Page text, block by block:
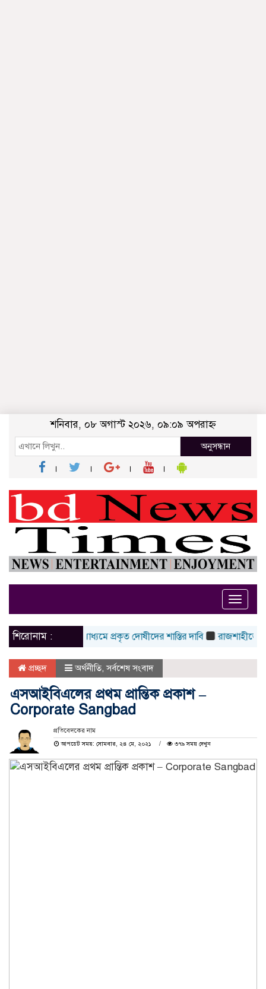
শনিবার, ০৮ অগাস্ট ২০২৬, ০৯:০৯ অপরাহ্ন
অনুসন্ধান
Toggle
শিরোনাম :
; তদন্তের মাধ্যমে প্রকৃত দোষীদের শাস্তির দাবি রাজশাহীতে মধুপুরের
প্রচ্ছদ অর্থনীতি,সর্বশেষ সংবাদ
এসআইবিএলের প্রথম প্রান্তিক প্রকাশ –
Corporate Sangbad
প্রতিবেদকের নাম
আপডেট সময়: সোমবার, ২৪ মে, ২০২১
৩৭৯ সময় দেখুন